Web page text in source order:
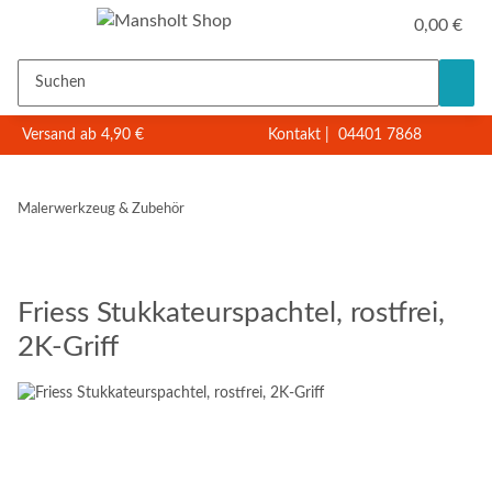
0,00 €
Versand ab 4,90 € Kontakt 04401 7868
Malerwerkzeug & Zubehör
Friess Stukkateurspachtel, rostfrei,
2K-Griff